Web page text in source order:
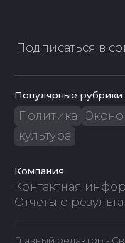
Подписаться в
Популярные рубрики
Политика
культура
Компания
Контактная
Отчеты о
Главный редактор -